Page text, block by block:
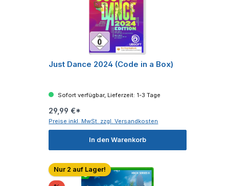
Just Dance 2024 (Code in a Box)
Sofort verfügbar, Lieferzeit: 1-3 Tage
29,99 €*
Preise inkl. MwSt. zzgl. Versandkosten
In den Warenkorb
Nur 2 auf Lager!